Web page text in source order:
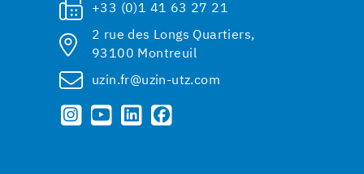
+33 (0)1 41 63 27 21
2 rue des Longs Quartiers,
93100 Montreuil
uzin.fr@uzin-utz.com